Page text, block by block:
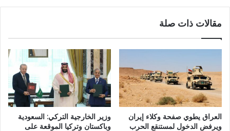
مقالات ذات صلة
العراق يطوي صفحة وكلاء إيران
ويرفض الدخول لمستنقع الحرب
وزير الخارجية التركي: السعودية
وباكستان وتركيا الموقعة على